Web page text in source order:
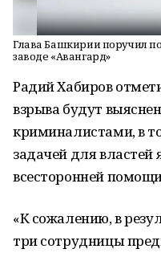
Глава Башкирии поручил
заводе «Авангард»
Радий Хабиров
взрыва будут
криминалистами, в
задачей для властей
всесторонней
«К сожалению, в
три сотрудницы